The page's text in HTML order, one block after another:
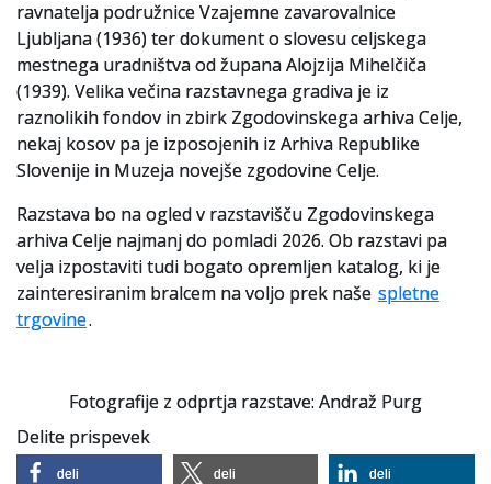
ravnatelja podružnice Vzajemne zavarovalnice
Ljubljana (1936) ter dokument o slovesu celjskega
mestnega uradništva od župana Alojzija Mihelčiča
(1939). Velika večina razstavnega gradiva je iz
raznolikih fondov in zbirk Zgodovinskega arhiva Celje,
nekaj kosov pa je izposojenih iz Arhiva Republike
Slovenije in Muzeja novejše zgodovine Celje.
Razstava bo na ogled v razstavišču Zgodovinskega
arhiva Celje najmanj do pomladi 2026. Ob razstavi pa
velja izpostaviti tudi bogato opremljen katalog, ki je
zainteresiranim bralcem na voljo prek naše spletne
trgovine.
Fotografije z odprtja razstave: Andraž Purg
Delite prispevek
deli deli deli